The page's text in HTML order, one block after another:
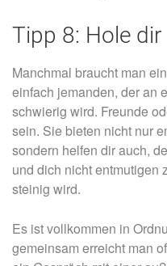
Tipp 8: Hole
Manchmal braucht man
einfach jemanden, der an
schwierig wird. Freunde
sein. Sie bieten nicht nur
sondern helfen dir auch,
und dich nicht entmutigen
steinig wird.
Es ist vollkommen in
gemeinsam erreicht man